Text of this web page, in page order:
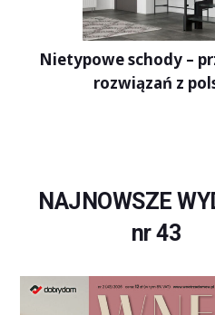
Nietypowe schody –
rozwiązań z
NAJNOWSZE
nr 43